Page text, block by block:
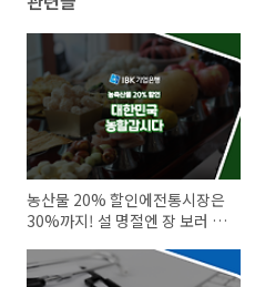
농산물 20% 할인에전통시장은
30%까지! 설 명절엔 장 보러 <